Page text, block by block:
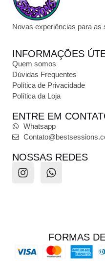
Novas experiências para as
INFORMAÇÕES
Quem somos
Dúvidas Frequentes
Política de Privacidade
Política da Loja
ENTRE EM
Whatsapp
NOSSAS REDES
FORMAS